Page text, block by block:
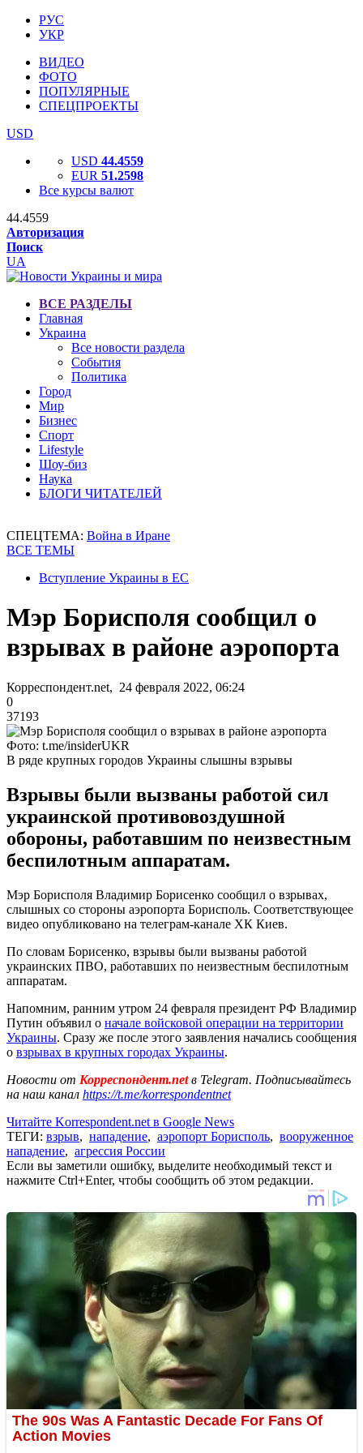
РУС
УКР
ВИДЕО
ФОТО
ПОПУЛЯРНЫЕ
СПЕЦПРОЕКТЫ
USD
USD 44.4559
EUR 51.2598
Все курсы валют
44.4559
Авторизация
Поиск
UA
ВСЕ РАЗДЕЛЫ
Главная
Украина
Все новости раздела
События
Политика
Город
Мир
Бизнес
Спорт
Lifestyle
Шоу-биз
Наука
БЛОГИ ЧИТАТЕЛЕЙ
СПЕЦТЕМА: Война в Иране
ВСЕ ТЕМЫ
Вступление Украины в ЕС
Мэр Борисполя сообщил о
взрывах в районе аэропорта
Корреспондент.net, 24 февраля 2022, 06:24
0
37193
Фото: t.me/insiderUKR
В ряде крупных городов Украины слышны взрывы
Взрывы были вызваны работой сил
украинской противовоздушной
обороны, работавшим по неизвестным
беспилотным аппаратам.
Мэр Борисполя Владимир Борисенко сообщил о взрывах,
слышных со стороны аэропорта Борисполь. Соответствующее
видео опубликовано на телеграм-канале ХК Киев.
По словам Борисенко, взрывы были вызваны работой
украинских ПВО, работавших по неизвестным беспилотным
аппаратам.
Напомним, ранним утром 24 февраля президент РФ Владимир
Путин объявил о начале войсковой операции на территории
Украины. Сразу же после этого заявления начались сообщения
о взрывах в крупных городах Украины.
Новости от Корреспондент.netв Telegram. Подписывайтесь
на наш канал https://t.me/korrespondentnet
Читайте Korrespondent.net в Google News
ТЕГИ: взрыв, нападение, аэропорт Борисполь, вооруженное
нападение, агрессия России
Если вы заметили ошибку, выделите необходимый текст и
нажмите Ctrl+Enter, чтобы сообщить об этом редакции.